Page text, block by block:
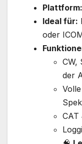
Plattform:
Ideal für:
oder
CW,
der
CAT